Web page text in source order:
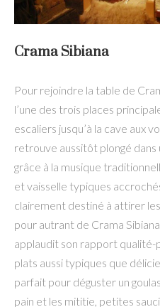
Crama Sibiana
Pour rejoindre la table de
l’une des trois places
escaliers jusqu’à la cave aux
retrouve aussitôt plongé
grâce à la musique
et vaisselle typiques
clairement destiné à attirer
pour autrant de Crama
applaudit son rapport
plats aussi typiques que
parfait pour déguster un
pain et les mititie, petites